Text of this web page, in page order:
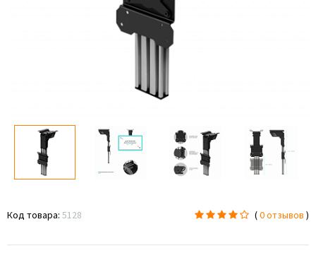
Код товара: 5128 (0 отзывов )